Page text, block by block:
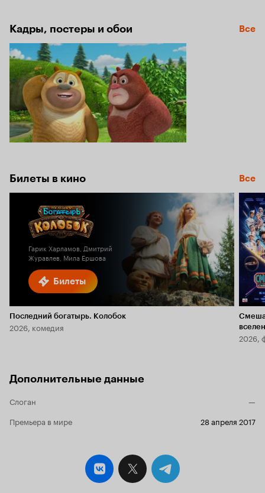
7.4
Кадры, постеры и обои Все
Билеты в кино Все
Билеты
Гарик Харламов, Дмитрий
Журавлев, Мила Ершова
Последний богатырь. Колобок
2026, комедия
2026,
Дополнительные данные
Слоган
—
Премьера в мире
28 апреля 2017